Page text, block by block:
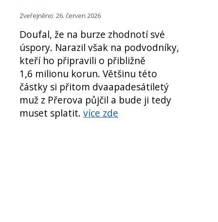
Zveřejněno: 26. červen 2026
Doufal, že na burze zhodnotí své
úspory. Narazil však na podvodníky,
kteří ho připravili o přibližně
1,6 milionu korun. Většinu této
částky si přitom dvaapadesátiletý
muž z Přerova půjčil a bude ji tedy
muset splatit. více zde